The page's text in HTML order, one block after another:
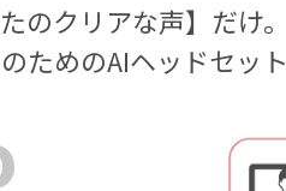
のクリアな声】だけ。
ためのAIヘッドセット